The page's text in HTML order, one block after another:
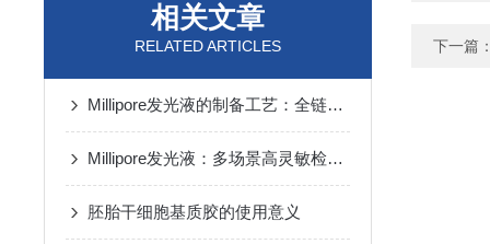
相关文章
RELATED ARTICLES
Millipore发光液的制备工艺：全链路质控保障检测性能稳定
Millipore发光液：多场景高灵敏检测的核心试剂支撑
胚胎干细胞基质胶的使用意义
下一篇